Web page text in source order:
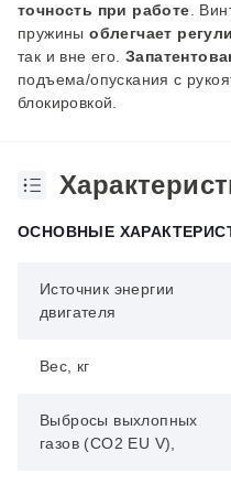
точность при работе .
пружины облегчает
так и вне его.
подъема/опускания с
блокировкой.
ОСНОВНЫЕ
Источник энергии
двигателя
Вес, кг
Выбросы выхлопных
газов (CO2 EU V),